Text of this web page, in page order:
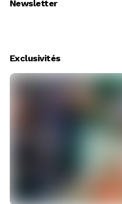
Newsletter
Exclusivités